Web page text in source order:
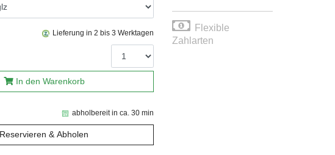
abholbereit in ca. 30 min
Reservieren & Abholen
Lieferung in 2 bis 3 Werktagen
In den Warenkorb
Flexible
Zahlarten